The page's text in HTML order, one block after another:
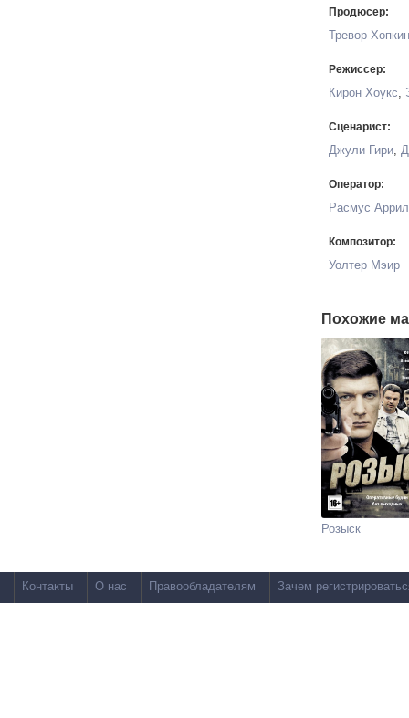
Продюсер:
Тревор
Режиссер:
Кирон Хоукс,
Сценарист:
Джули Гири,
Оператор:
Расмус
Композитор:
Уолтер Мэир
Похожие
Розыск
Контакты О нас Правообладателям Зачем